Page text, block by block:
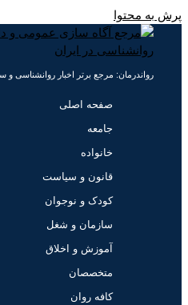
پرش به محتوا
رواندرمان: مرجع برتر اخبار روانشناسی و
صفحه اصلی
جامعه
خانواده
قانون و سیاست
کودک و نوجوان
سازمان و شغل
آموزش و اخلاق
متخصصان
کافه روان